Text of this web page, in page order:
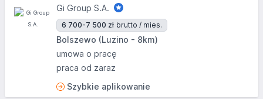
Gi Group S.A.
6 700-7 500 zł brutto / mies.
Bolszewo (Luzino - 8km)
umowa o pracę
praca od zaraz
Szybkie aplikowanie